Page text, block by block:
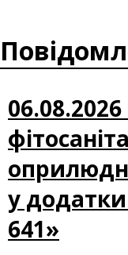
у додатки
641»